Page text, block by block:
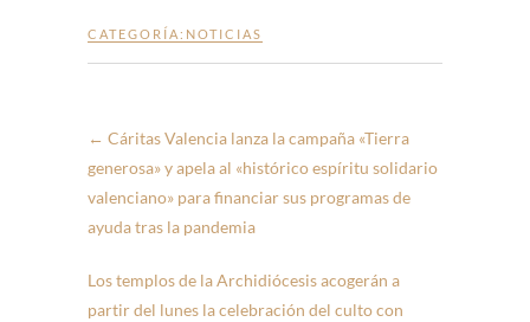
CATEGORÍA: NOTICIAS
← Cáritas Valencia lanza la campaña «Tierra
generosa» y apela al «histórico espíritu solidario
valenciano» para financiar sus programas de
ayuda tras la pandemia
Los templos de la Archidiócesis acogerán a
partir del lunes la celebración del culto con